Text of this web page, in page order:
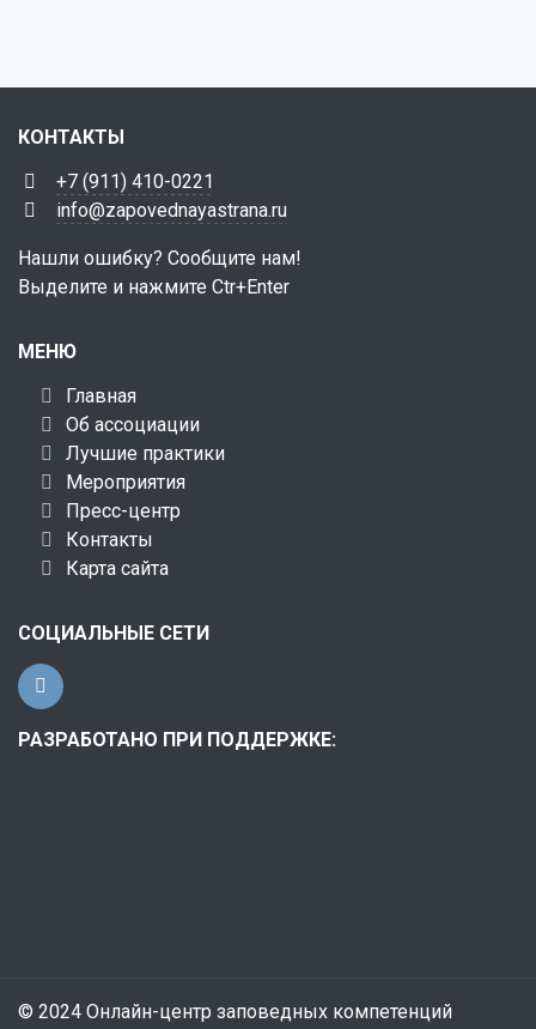
КОНТАКТЫ
+7 (911) 410-0221
info@zapovednayastrana.ru
Нашли ошибку? Сообщите нам!
Выделите и нажмите Ctr+Enter
МЕНЮ
Главная
Об ассоциации
Лучшие практики
Мероприятия
Пресс-центр
Контакты
Карта сайта
СОЦИАЛЬНЫЕ СЕТИ
РАЗРАБОТАНО ПРИ ПОДДЕРЖКЕ:
© 2024 Онлайн-центр заповедных компетенций